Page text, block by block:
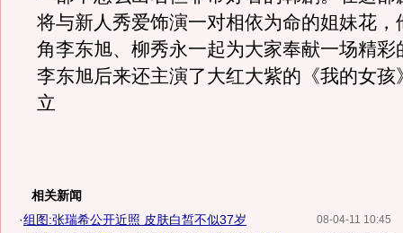
将与新人秀爱饰演一对相依为命的姐妹花，
角李东旭、柳秀永一起为大家奉献一场精彩
李东旭后来还主演了大红大紫的《我的女孩
立
相关新闻
08-04-11 10:45
·组图:张瑞希公开近照 皮肤白皙不似37岁